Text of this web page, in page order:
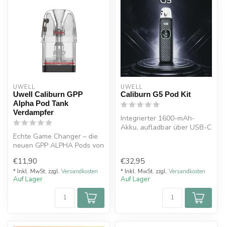
UWELL
Uwell Caliburn GPP
Alpha Pod Tank
Verdampfer
Echte Game Changer – die
neuen GPP ALPHA Pods von
€11,90
* Inkl. MwSt. zzgl. Versandkosten
Auf Lager
UWELL
Caliburn G5 Pod Kit
Integrierter 1600-mAh-
Akku, aufladbar über USB-C
€32,95
* Inkl. MwSt. zzgl. Versandkosten
Auf Lager